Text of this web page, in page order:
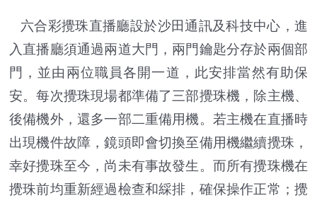
六合彩攪珠直播廳設於沙田通訊及科技中心，進
入直播廳須通過兩道大門，兩門鑰匙分存於兩個部
門，並由兩位職員各開一道，此安排當然有助保
安。每次攪珠現場都準備了三部攪珠機，除主機、
後備機外，還多一部二重備用機。若主機在直播時
出現機件故障，鏡頭即會切換至備用機繼續攪珠，
幸好攪珠至今，尚未有事故發生。而所有攪珠機在
攪珠前均重新經過檢查和綵排，確保操作正常；攪